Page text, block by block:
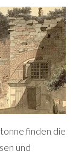
finden die
und